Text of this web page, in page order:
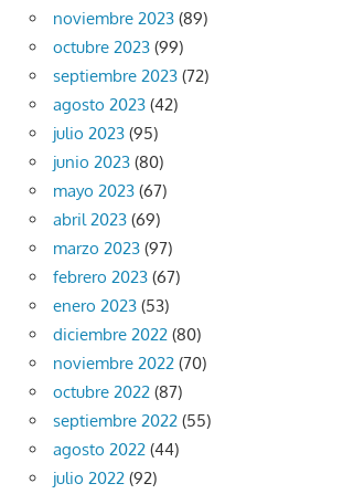
noviembre 2023 (89)
octubre 2023 (99)
septiembre 2023 (72)
agosto 2023 (42)
julio 2023 (95)
junio 2023 (80)
mayo 2023 (67)
abril 2023 (69)
marzo 2023 (97)
febrero 2023 (67)
enero 2023 (53)
diciembre 2022 (80)
noviembre 2022 (70)
octubre 2022 (87)
septiembre 2022 (55)
agosto 2022 (44)
julio 2022 (92)